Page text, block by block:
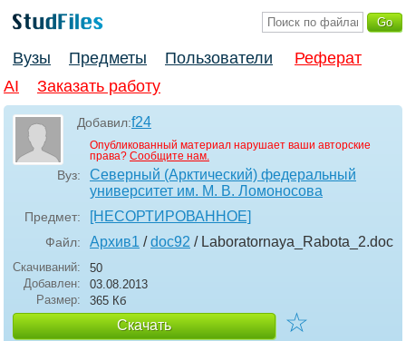
Вузы Предметы Пользователи
Реферат
AI
Заказать работу
Добавил:f24
Опубликованный материал нарушает ваши авторские
права? Сообщите нам.
Вуз:
Северный (Арктический) федеральный
университет им. М. В. Ломоносова
Предмет: [НЕСОРТИРОВАННОЕ]
Файл: Архив1 /doc92 / Laboratornaya_Rabota_2.doc
Скачиваний:
50
Добавлен:
03.08.2013
Размер:
365 Кб
Скачать ☆